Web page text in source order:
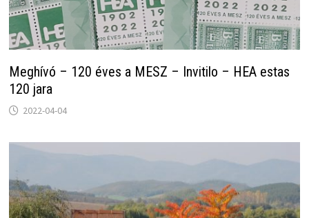
Meghívó – 120 éves a MESZ – Invitilo – HEA estas
120 jara
2022-04-04